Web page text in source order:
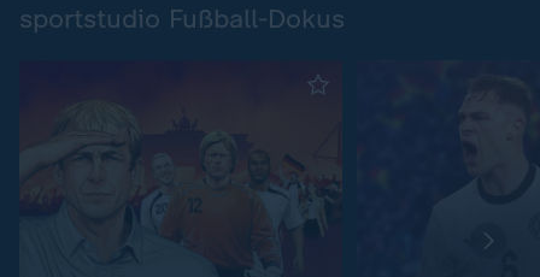
sportstudio Fußball-Dokus